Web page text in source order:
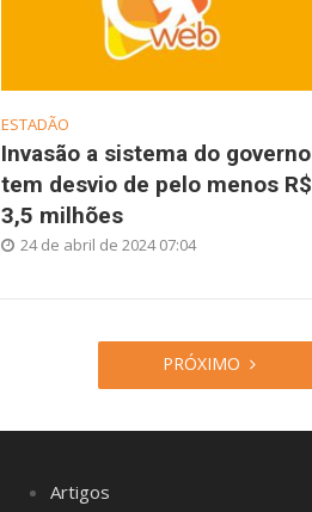
ESTADÃO
Invasão a sistema do governo
tem desvio de pelo menos R$
3,5 milhões
24 de abril de 2024 07:04
PRÓXIMO
Artigos